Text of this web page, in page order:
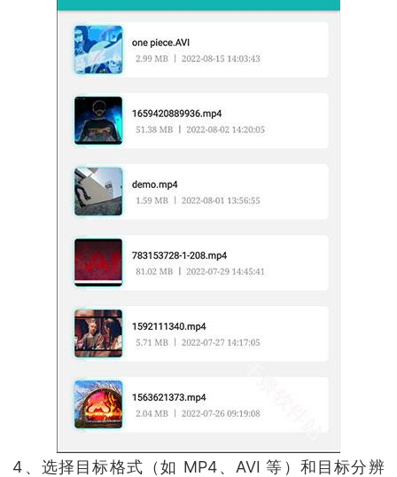
4、选择目标格式（如 MP4、AVI 等）和目标分辨